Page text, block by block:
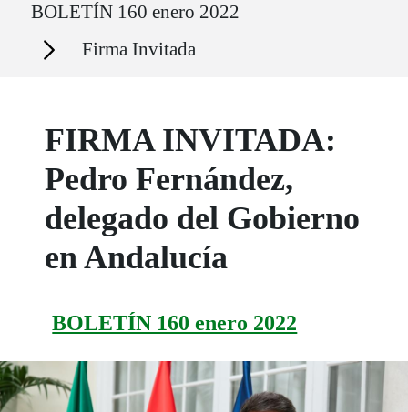
BOLETÍN 160 enero 2022
Secciones Firma Invitada
FIRMA INVITADA:
Pedro Fernández,
delegado del Gobierno
en Andalucía
BOLETÍN 160 enero 2022